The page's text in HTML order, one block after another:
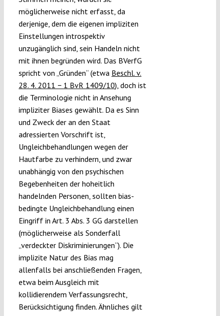
möglicherweise nicht erfasst, da
derjenige, dem die eigenen impliziten
Einstellungen introspektiv
unzugänglich sind, sein Handeln nicht
mit ihnen begründen wird. Das BVerfG
spricht von „Gründen“ (etwa Beschl. v.
28. 4. 2011 − 1 BvR 1409/10), doch ist
die Terminologie nicht in Ansehung
impliziter Biases gewählt. Da es Sinn
und Zweck der an den Staat
adressierten Vorschrift ist,
Ungleichbehandlungen wegen der
Hautfarbe zu verhindern, und zwar
unabhängig von den psychischen
Begebenheiten der hoheitlich
handelnden Personen, sollten bias-
bedingte Ungleichbehandlung einen
Eingriff in Art. 3 Abs. 3 GG darstellen
(möglicherweise als Sonderfall
„verdeckter Diskriminierungen“). Die
implizite Natur des Bias mag
allenfalls bei anschließenden Fragen,
etwa beim Ausgleich mit
kollidierendem Verfassungsrecht,
Berücksichtigung finden. Ähnliches gilt